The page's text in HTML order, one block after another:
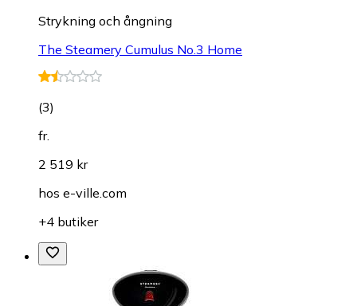
Strykning och ångning
The Steamery Cumulus No.3 Home
(3)
fr.
2 519 kr
hos e-ville.com
+4 butiker